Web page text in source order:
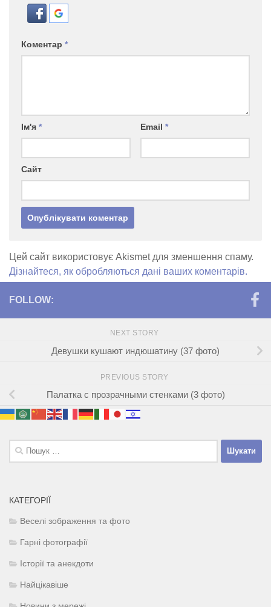
Коментар *
Ім'я * Email *
Сайт
Цей сайт використовує Akismet для зменшення спаму.
Дізнайтеся, як обробляються дані ваших коментарів.
FOLLOW:
NEXT STORY
Девушки кушают индюшатину (37 фото)
PREVIOUS STORY
Палатка с прозрачными стенками (3 фото)
Пошук:
КАТЕГОРІЇ
Веселі зображення та фото
Гарні фотографії
Історії та анекдоти
Найцікавіше